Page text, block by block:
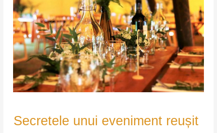
Secretele unui eveniment reușit
unui
eveniment